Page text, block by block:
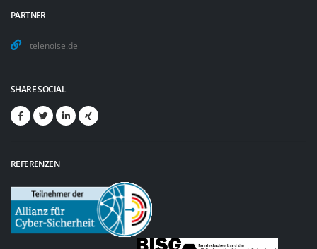
PARTNER
telenoise.de
SHARE SOCIAL
REFERENZEN